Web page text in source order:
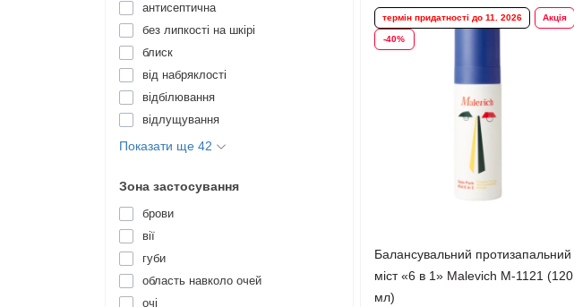
антисептична
без липкості на шкірі
блиск
від набряклості
відбілювання
відлущування
Показати ще 42
Зона застосування
брови
вії
губи
область навколо очей
очі
термін придатності до 11. 2026 Акція
-40%
Балансувальний протизапальний
міст «6 в 1» Malevich М-1121 (120
мл)